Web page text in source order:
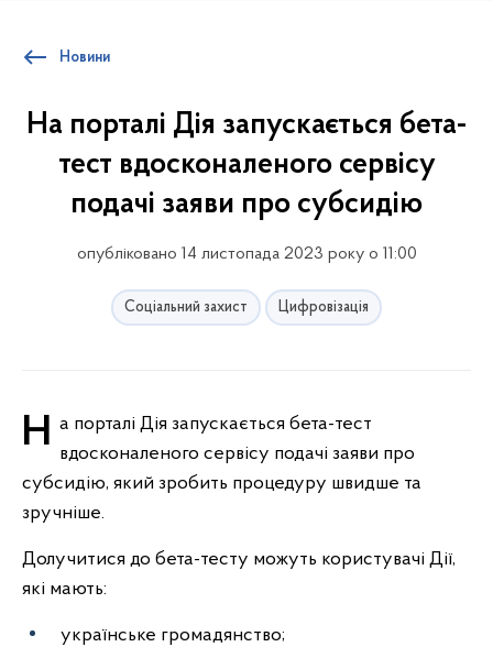
Новини
На порталі Дія запускається бета-
тест вдосконаленого сервісу
подачі заяви про субсидію
опубліковано 14 листопада 2023 року о 11:00
Соціальний захист Цифровізація
На порталі Дія запускається бета-тест вдосконаленого сервісу подачі заяви про
субсидію, який зробить процедуру швидше та
зручніше.
Долучитися до бета-тесту можуть користувачі Дії,
які мають:
українське громадянство;